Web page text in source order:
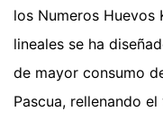
los Numeros Huevos
lineales se ha
de mayor consumo
Pascua, rellenando